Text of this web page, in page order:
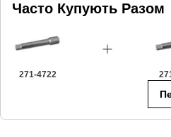
Часто Купують Разом
271-4722